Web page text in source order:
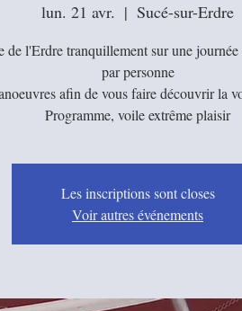
lun. 21 avr.
  |
Sucé-sur-Erdre
de l'Erdre tranquillement sur une
par personne
afin de vous faire découvrir la
Les inscriptions sont closes
Voir autres événements